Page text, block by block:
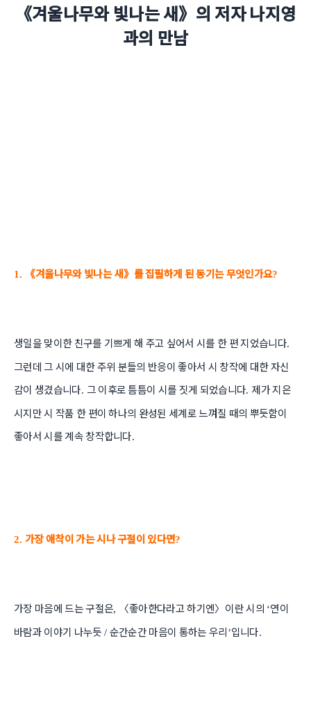
《겨울나무와 빛나는 새》의 저자 나지영
과의 만남
1. 《겨울나무와 빛나는 새》 를 집필하게 된 동기는 무엇인가요?
생일을 맞이한 친구를 기쁘게 해 주고 싶어서 시를 한 편 지었습니다.
그런데 그 시에 대한 주위 분들의 반응이 좋아서 시 창작에 대한 자신
감이 생겼습니다. 그 이후로 틈틈이 시를 짓게 되었습니다. 제가 지은
시지만 시 작품 한 편이 하나의 완성된 세계로 느껴질 때의 뿌듯함이
좋아서 시를 계속 창작합니다.
2. 가장 애착이 가는 시나 구절이 있다면?
가장 마음에 드는 구절은, 〈좋아한다라고 하기엔〉 이란 시의 ‘연이
바람과 이야기 나누듯 / 순간순간 마음이 통하는 우리’입니다.